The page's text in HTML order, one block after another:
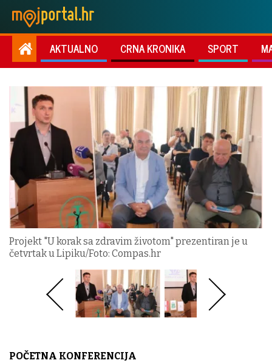
AKTUALNO CRNA KRONIKA SPORT
Projekt "U korak sa zdravim životom" prezentiran je u
četvrtak u Lipiku/Foto: Compas.hr
POČETNA KONFERENCIJA